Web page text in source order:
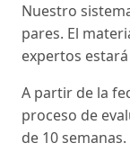
Nuestro
pares. El
expertos
A partir de la
proceso de
de 10 semanas.